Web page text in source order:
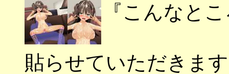
『こんなと
貼らせていただきま